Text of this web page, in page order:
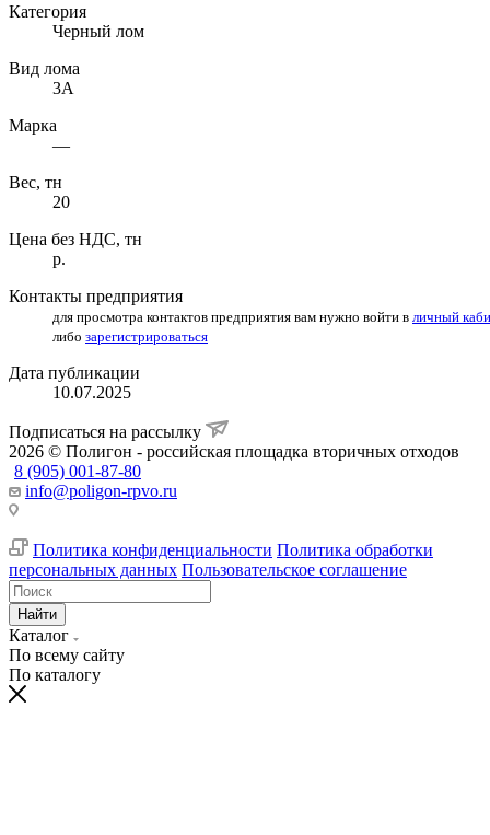
Категория
Черный лом
Вид лома
3А
Марка
—
Вес, тн
20
Цена без НДС, тн
р.
Контакты предприятия
для просмотра контактов предприятия вам нужно войти в личный
либо зарегистрироваться
Дата публикации
10.07.2025
Подписаться на рассылку
2026 © Полигон - российская площадка вторичных отходов
8 (905) 001-87-80
info@poligon-rpvo.ru
Политика конфиденциальности Политика обработки
персональных данных Пользовательское соглашение
Найти
Каталог
По всему сайту
По каталогу